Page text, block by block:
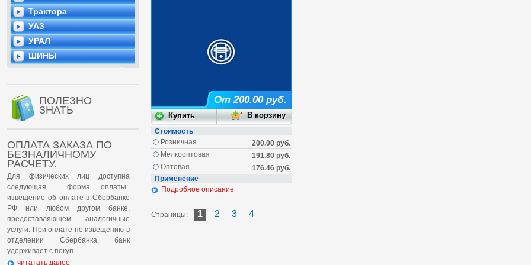
Трактора
УАЗ
УРАЛ
ШИНЫ
ПОЛЕЗНО
ЗНАТЬ
ОПЛАТА ЗАКАЗА ПО
БЕЗНАЛИЧНОМУ
РАСЧЕТУ.
Для физических лиц доступна
следующая форма оплаты:
извещение об оплате в Сбербанке
РФ или любом другом банке,
предоставляющем аналогичные
услуги. При оплате по извещению в
отделении Сбербанка, банк
удерживает с покуп...
читатать далее
От 200.00 руб.
Стоимость
200.00 руб.
Розничная
191.80 руб.
Мелкооптовая
176.46 руб.
Оптовая
Применение
Подробное описание
Страницы: 1 2 3 4